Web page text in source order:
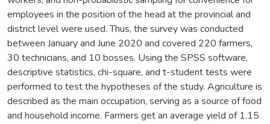
employees in the position of the head at the provincial and
district level were used. Thus, the survey was conducted
between January and June 2020 and covered 220 farmers,
30 technicians, and 10 bosses. Using the SPSS software,
descriptive statistics, chi-square, and t-student tests were
performed to test the hypotheses of the study. Agriculture is
described as the main occupation, serving as a source of food
and household income. Farmers get an average yield of 1.15